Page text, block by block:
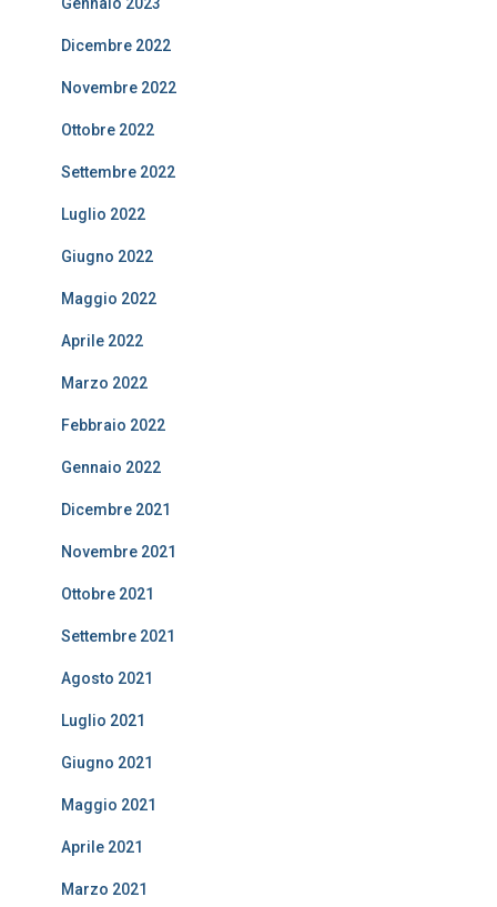
Gennaio 2023
Dicembre 2022
Novembre 2022
Ottobre 2022
Settembre 2022
Luglio 2022
Giugno 2022
Maggio 2022
Aprile 2022
Marzo 2022
Febbraio 2022
Gennaio 2022
Dicembre 2021
Novembre 2021
Ottobre 2021
Settembre 2021
Agosto 2021
Luglio 2021
Giugno 2021
Maggio 2021
Aprile 2021
Marzo 2021